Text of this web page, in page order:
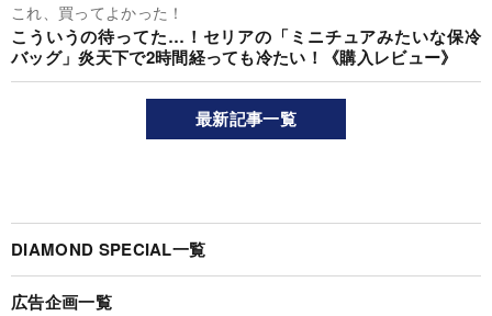
これ、買ってよかった！
こういうの待ってた…！セリアの「ミニチュアみたいな保冷
バッグ」炎天下で2時間経っても冷たい！《購入レビュー》
最新記事一覧
DIAMOND SPECIAL一覧
広告企画一覧